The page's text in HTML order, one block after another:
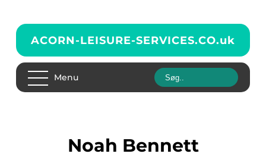
ACORN-LEISURE-SERVICES.CO.uk
Menu
Noah Bennett